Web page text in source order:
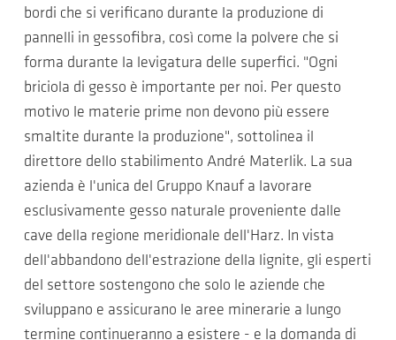
bordi che si verificano durante la produzione di
pannelli in gessofibra, così come la polvere che si
forma durante la levigatura delle superfici. "Ogni
briciola di gesso è importante per noi. Per questo
motivo le materie prime non devono più essere
smaltite durante la produzione", sottolinea il
direttore dello stabilimento André Materlik. La sua
azienda è l'unica del Gruppo Knauf a lavorare
esclusivamente gesso naturale proveniente dalle
cave della regione meridionale dell'Harz. In vista
dell'abbandono dell'estrazione della lignite, gli esperti
del settore sostengono che solo le aziende che
sviluppano e assicurano le aree minerarie a lungo
termine continueranno a esistere - e la domanda di